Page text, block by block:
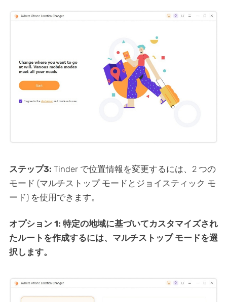
ステップ3: Tinder で位置情報を変更するには、2 つの
モード (マルチストップ モードとジョイスティック モ
ード) を使用できます。
オプション 1: 特定の地域に基づいてカスタマイズされ
たルートを作成するには、マルチストップ モードを選
択します。